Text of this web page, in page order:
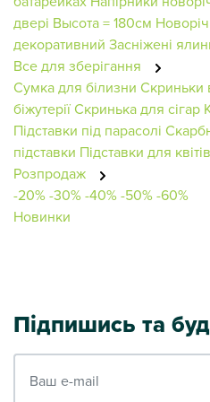
двері Высота = 180см
декоративний Засніжені
Все для зберігання
Сумка для білизни Скриньки
біжутеріїСкринька для сігар
Підставки під парасолі
підставки Підставки для квітів
Розпродаж
-20%-30%-40%-50%-60%
Новинки
Підпишись та